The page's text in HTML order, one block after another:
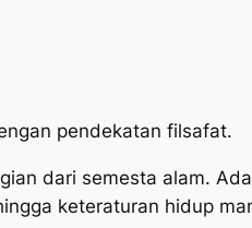
pendekatan filsafat.
dari semesta alam.
keteraturan hidup